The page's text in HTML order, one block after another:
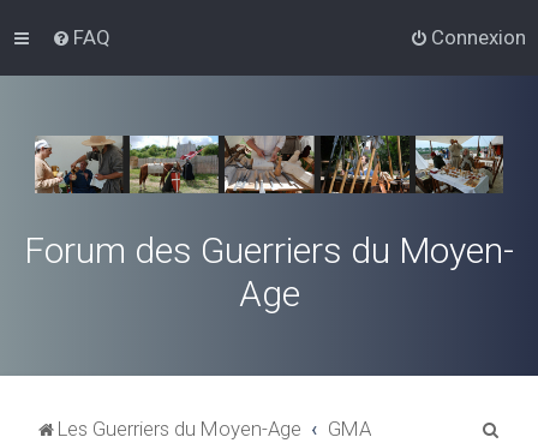
FAQ Connexion
Forum des Guerriers du Moyen-
Age
Les Guerriers du Moyen-Age GMA